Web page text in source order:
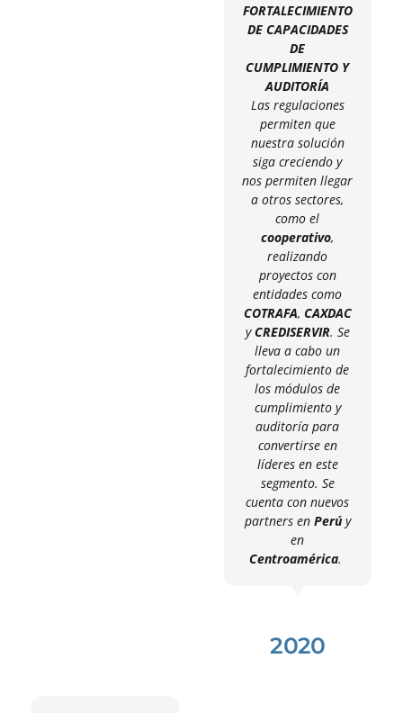
FORTALECIMIENTO
DE CAPACIDADES
DE
CUMPLIMIENTO Y
AUDITORÍA
Las regulaciones
permiten que
nuestra solución
siga creciendo y
nos permiten llegar
a otros sectores,
como el
cooperativo,
realizando
proyectos con
entidades como
COTRAFA, CAXDAC
yCREDISERVIR. Se
lleva a cabo un
fortalecimiento de
los módulos de
cumplimiento y
auditoría para
convertirse en
líderes en este
segmento. Se
cuenta con nuevos
partners en Perúy
en
Centroamérica.
2020